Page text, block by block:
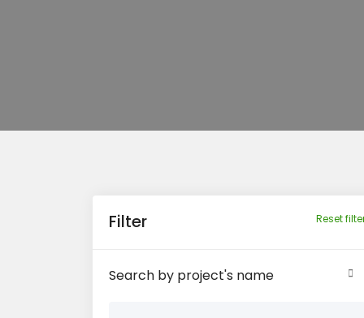
Filter Reset
Search by project's name